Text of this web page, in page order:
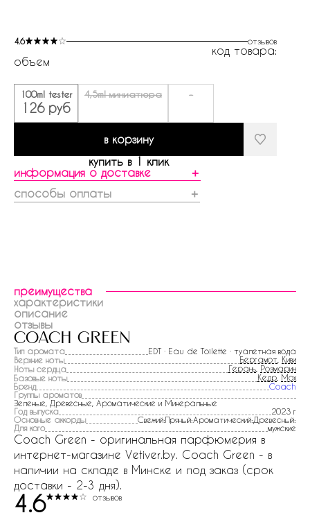
4.6 отзывов
код товара:
объем
100ml tester
126 руб
4,5ml миниатюра -
в корзину
купить в 1 клик
информация о доставке
＋
способы оплаты
＋
преимущества
характеристики
описание
отзывы
coach green
Тип аромата
EDT · Eau de Toilette · туалетная вода
Верхние ноты
Бергамот Киви
Ноты сердца
Герань Розмарин
Базовые ноты
Кедр Мох
Бренд
Coach
Группы ароматов
Зеленые, Древесные, Ароматические и Минеральные
Год выпуска
2023 г
Основные аккорды
Свежий:Пряный:Ароматический:Древесный:
Для кого
мужские
Coach Green - оригинальная парфюмерия в
интернет-магазине Vetiver.by. Coach Green - в
наличии на складе в Минске и под заказ (срок
доставки - 2-3 дня).
4.6 отзывов